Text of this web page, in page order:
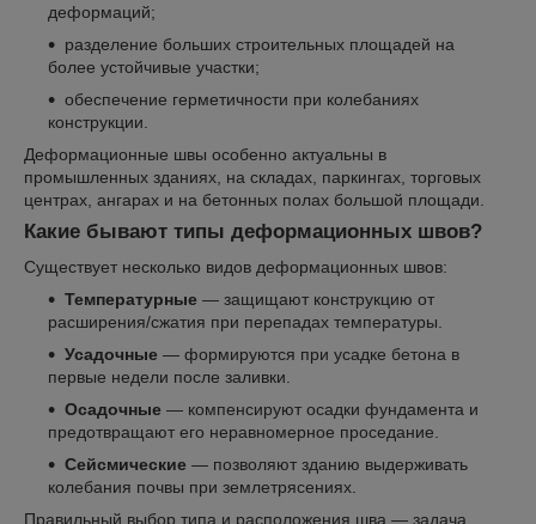
деформаций;
разделение больших строительных площадей на
более устойчивые участки;
обеспечение герметичности при колебаниях
конструкции.
Деформационные швы особенно актуальны в
промышленных зданиях, на складах, паркингах, торговых
центрах, ангарах и на бетонных полах большой площади.
Какие бывают типы деформационных швов?
Существует несколько видов деформационных швов:
Температурные — защищают конструкцию от
расширения/сжатия при перепадах температуры.
Усадочные — формируются при усадке бетона в
первые недели после заливки.
Осадочные — компенсируют осадки фундамента и
предотвращают его неравномерное проседание.
Сейсмические — позволяют зданию выдерживать
колебания почвы при землетрясениях.
Правильный выбор типа и расположения шва — задача